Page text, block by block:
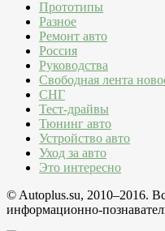
Прототипы
Разное
Ремонт авто
Россия
Руководства
Свободная лента
СНГ
Тест-драйвы
Тюнинг авто
Устройство авто
Уход за авто
Это интересно
© Autoplus.su, 2010–2016.
информационно-